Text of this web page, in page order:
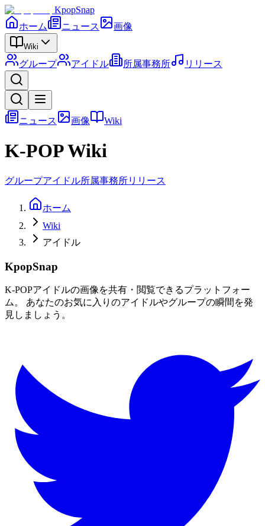
KpopSnap
ホーム
ニュース 画像
Wiki
グループ アイドル 所属事務所 リリース
ニュース 画像 Wiki
K-POP Wiki
グループアイドル所属事務所リリース
ホーム
Wiki
アイドル
KpopSnap
K-POPアイドルの画像を共有・閲覧できるプラットフォー
ム。 あなたのお気に入りのアイドルやグループの瞬間を発
見しましょう。